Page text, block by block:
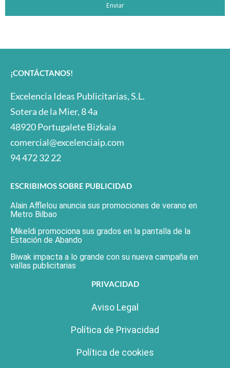
Enviar
¡CONTÁCTANOS!
Excelencia Ideas Publicitarias, S.L.
Sotera de la Mier, 8 4a
48920 Portugalete Bizkaia
comercial@excelenciaip.com
94 472 32 22
ESCRIBIMOS SOBRE PUBLICIDAD
Alain Afflelou anuncia sus promociones de verano en
Metro Bilbao
Mikeldi promociona sus grados en la pantalla de la
Estación de Abando
Biwak impacta a lo grande con su nueva campaña en
vallas publicitarias
PRIVACIDAD
Aviso Legal
Política de Privacidad
Política de cookies